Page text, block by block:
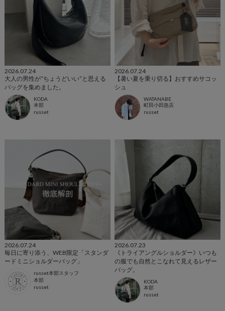
2026.07.24
大人の男性が“ちょうどいい”と思える
バッグを集めました。
KODA
本部
russet
2026.07.24
【暑い夏を乗り切る】おすすめサコッ
シュ
WATANABE
町田小田急店
russet
2026.07.24
毎日に寄り添う、WEB限定「スタンダ
ードミニショルダーバッグ」
russet本部スタッフ
本部
russet
2026.07.23
《トライアングルショルダー》いつも
の服でも自然とこなれて見えるレザー
バッグ。
KODA
本部
russet